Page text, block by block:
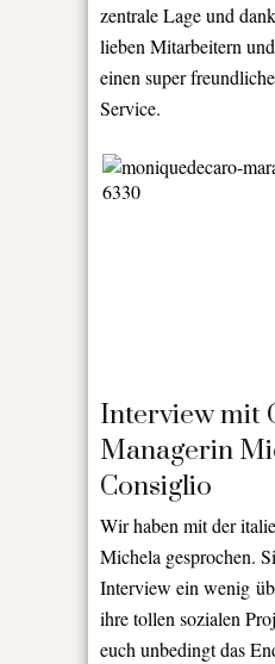
zentrale Lage und
lieben Mitarbeitern
einen super
Service.
Interview mit
Managerin
Consiglio
Wir haben mit der
Michela gesprochen.
Interview ein wenig
ihre tollen sozialen
euch unbedingt das